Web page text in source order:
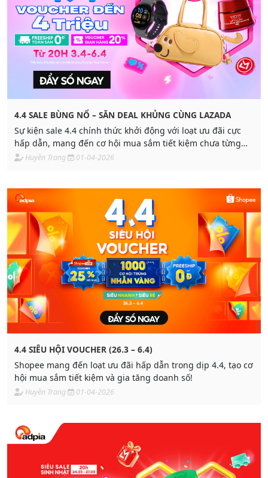
4.4 SALE BÙNG NỔ – SĂN DEAL KHỦNG CÙNG LAZADA
Sự kiện sale 4.4 chính thức khởi động với loạt ưu đãi cực
hấp dẫn, mang đến cơ hội mua sắm tiết kiệm chưa từng
có. Đây là thời điểm lý tưởng để bạn chốt đơn những món
Huyền Trang 01-04-2026
4.4 SIÊU HỘI VOUCHER (26.3 – 6.4)
Shopee mang đến loạt ưu đãi hấp dẫn trong dịp 4.4, tạo cơ
hội mua sắm tiết kiệm và gia tăng doanh số!
Huyền Trang 01-04-2026